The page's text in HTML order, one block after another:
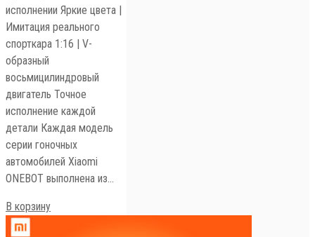
исполнении Яркие цвета |
Имитация реального
спорткара 1:16 | V-
образный
восьмицилиндровый
двигатель Точное
исполнение каждой
детали Каждая модель
серии гоночных
автомобилей Xiaomi
ONEBOT выполнена из…
В корзину